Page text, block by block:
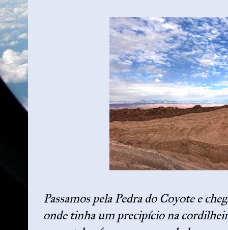
Passamos pela Pedra do Coyote e
onde tinha um precipício na